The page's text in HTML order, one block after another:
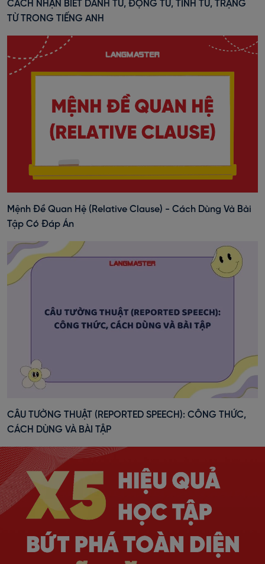
CÁCH NHẬN BIẾT DANH TỪ, ĐỘNG TỪ, TÍNH TỪ, TRẠNG
TỪ TRONG TIẾNG ANH
Mệnh Đề Quan Hệ (Relative Clause) - Cách Dùng Và Bài
Tập Có Đáp Án
CÂU TƯỜNG THUẬT (REPORTED SPEECH): CÔNG THỨC,
CÁCH DÙNG VÀ BÀI TẬP